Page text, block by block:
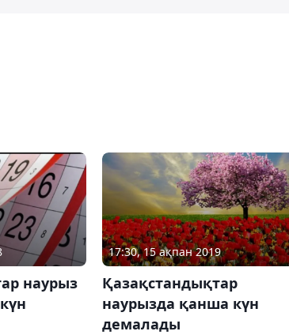
наурыз
17:30, 15 ақпан 2019
Қазақстандықтар
наурызда қанша күн
демалады